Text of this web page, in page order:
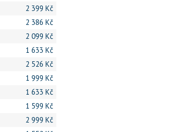
2 399 Kč
2 386 Kč
2 099 Kč
1 633 Kč
2 526 Kč
1 999 Kč
1 633 Kč
1 599 Kč
2 999 Kč